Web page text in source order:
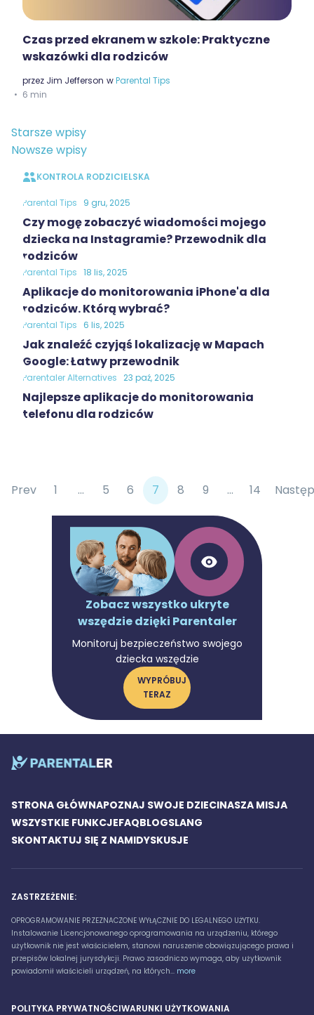
Czas przed ekranem w szkole: Praktyczne
wskazówki dla rodziców
przez Jim Jefferson wParental Tips
6 min
Nawigacja
po
Starsze wpisy
Nowsze wpisy
KONTROLA RODZICIELSKA
Parental Tips 9 gru, 2025
Czy mogę zobaczyć wiadomości mojego
dziecka na Instagramie? Przewodnik dla
rodziców
Parental Tips 18 lis, 2025
Aplikacje do monitorowania iPhone'a dla
rodziców. Którą wybrać?
Parental Tips 6 lis, 2025
Jak znaleźć czyjąś lokalizację w Mapach
Google: Łatwy przewodnik
Parentaler Alternatives 23 paź, 2025
Najlepsze aplikacje do monitorowania
telefonu dla rodziców
Prev 1 ... 5 6 7 8 9 ... 14
Zobacz wszystko ukryte
wszędzie dzięki Parentaler
Monitoruj bezpieczeństwo swojego
dziecka wszędzie
WYPRÓBUJ
TERAZ
STRONA GŁÓWNAPOZNAJ SWOJE DZIECINASZA MISJA
WSZYSTKIE FUNKCJEFAQBLOGSLANG
SKONTAKTUJ SIĘ Z NAMIDYSKUSJE
ZASTRZEŻENIE:
OPROGRAMOWANIE PRZEZNACZONE WYŁĄCZNIE DO LEGALNEGO UŻYTKU.
Instalowanie Licencjonowanego oprogramowania na urządzeniu, którego
użytkownik nie jest właścicielem, stanowi naruszenie obowiązującego prawa i
przepisów lokalnej jurysdykcji. Prawo zasadniczo wymaga, aby użytkownik
powiadomił właścicieli urządzeń, na których... more
POLITYKA PRYWATNOŚCIWARUNKI UŻYTKOWANIA